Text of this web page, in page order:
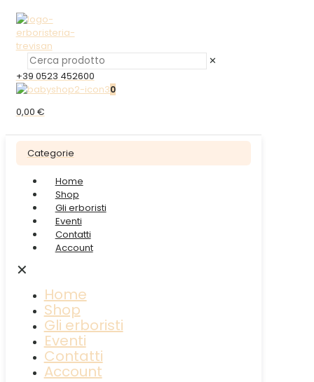
✕
+39 0523 452600
0
0,00 €
Categorie
Home
Shop
Gli erboristi
Eventi
Contatti
Account
✕
Home
Shop
Gli erboristi
Eventi
Contatti
Account